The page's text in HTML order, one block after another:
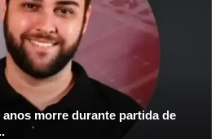
anos morre durante partida de